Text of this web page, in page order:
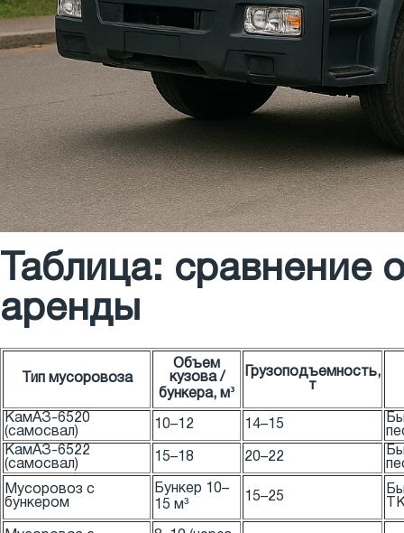
Таблица: сравнение
аренды
Тип мусоровоза
Объем
кузова /
бункера, м³
Грузоподъемность,
т
КамАЗ-6520
(самосвал)
10–12 14–15
КамАЗ-6522
(самосвал)
15–18 20–22
Мусоровоз с
бункером
Бункер 10–
15 м³
15–25